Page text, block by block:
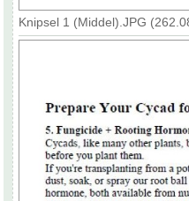
Knipsel 1 (Middel).JPG